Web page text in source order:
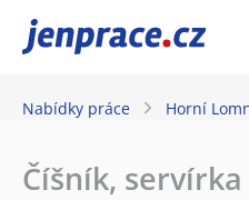
JenPráce.cz
Nabídky práce Horní
Číšník, servírka